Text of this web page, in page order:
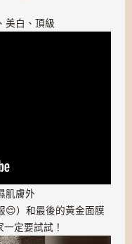
美白、頂級
肌膚外
😌）和最後的黃金面膜
定要試試！